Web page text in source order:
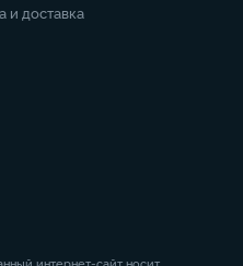
и доставка
интернет-сайт носит